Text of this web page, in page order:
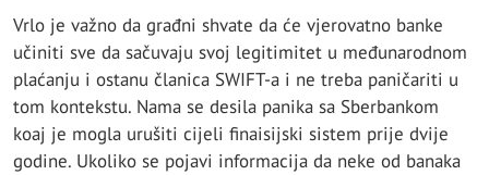
Vrlo je važno da građni shvate da će vjerovatno banke
učiniti sve da sačuvaju svoj legitimitet u međunarodnom
plaćanju i ostanu članica SWIFT-a i ne treba paničariti u
tom kontekstu. Nama se desila panika sa Sberbankom
koaj je mogla urušiti cijeli finaisijski sistem prije dvije
godine. Ukoliko se pojavi informacija da neke od banaka